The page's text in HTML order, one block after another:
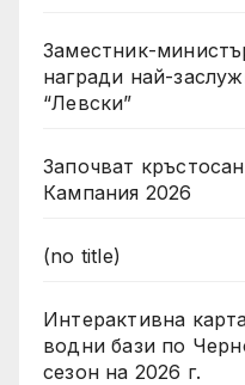
Заместник-
награди най-
“Левски”
Започват
Кампания 2026
(no title)
Интерактивна
водни бази по
сезон на 2026 г.